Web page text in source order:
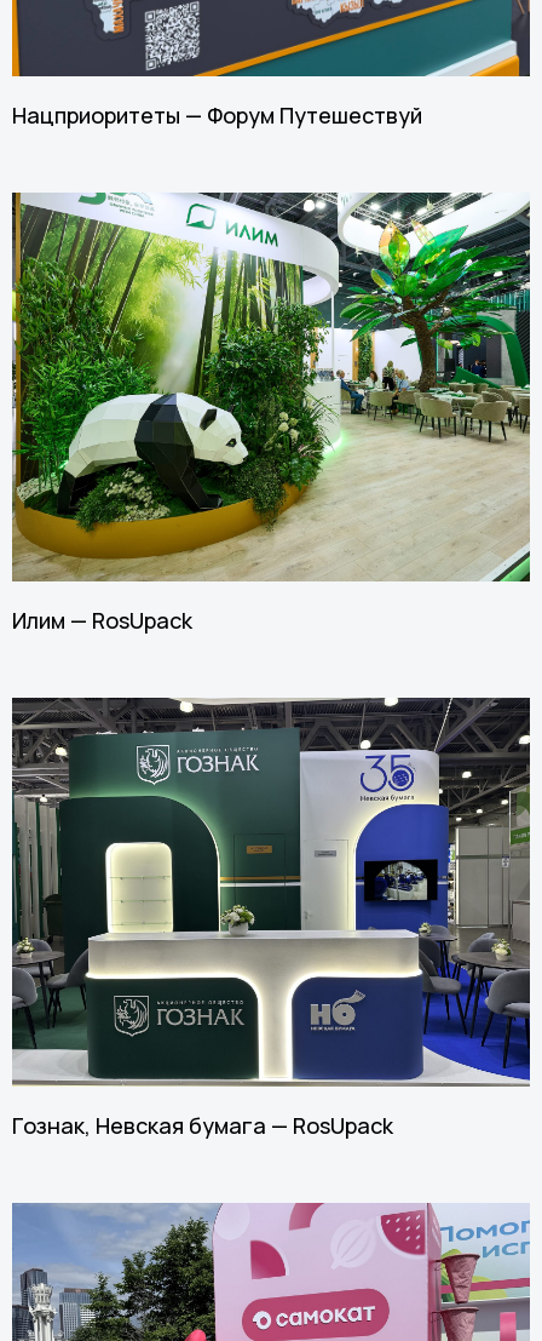
Нацприоритеты — Форум Путешествуй
Илим — RosUpack
Гознак, Невская бумага — RosUpack